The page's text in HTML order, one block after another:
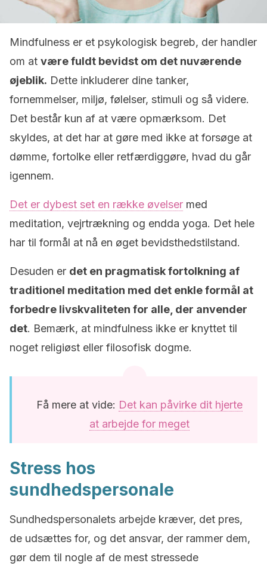
Mindfulness er et psykologisk begreb, der handler
om at være fuldt bevidst om det nuværende
øjeblik. Dette inkluderer dine tanker,
fornemmelser, miljø, følelser, stimuli og så videre.
Det består kun af at være opmærksom. Det
skyldes, at det har at gøre med ikke at forsøge at
dømme, fortolke eller retfærdiggøre, hvad du går
igennem.
Det er dybest set en række øvelser med
meditation, vejrtrækning og endda yoga. Det hele
har til formål at nå en øget bevidsthedstilstand.
Desuden er det en pragmatisk fortolkning af
traditionel meditation med det enkle formål at
forbedre livskvaliteten for alle, der anvender
det. Bemærk, at mindfulness ikke er knyttet til
noget religiøst eller filosofisk dogme.
Få mere at vide: Det kan påvirke dit hjerte
at arbejde for meget
Stress hos
sundhedspersonale
Sundhedspersonalets arbejde kræver, det pres,
de udsættes for, og det ansvar, der rammer dem,
gør dem til nogle af de mest stressede